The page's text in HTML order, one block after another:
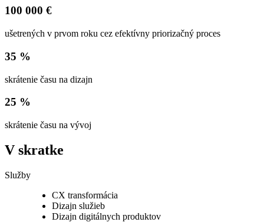
100 000 €
ušetrených v prvom roku cez efektívny priorizačný proces
35 %
skrátenie času na dizajn
25 %
skrátenie času na vývoj
V skratke
Služby
CX transformácia
Dizajn služieb
Dizajn digitálnych produktov